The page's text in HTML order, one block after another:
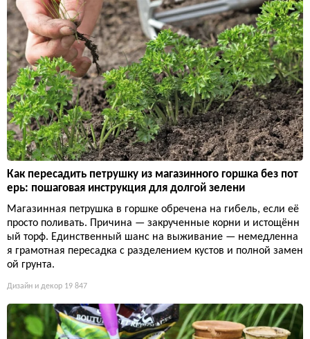
Как пересадить петрушку из магазинного горшка без пот
ерь: пошаговая инструкция для долгой зелени
Магазинная петрушка в горшке обречена на гибель, если её
просто поливать. Причина — закрученные корни и истощённ
ый торф. Единственный шанс на выживание — немедленна
я грамотная пересадка с разделением кустов и полной замен
ой грунта.
Дизайн и декор 19 847